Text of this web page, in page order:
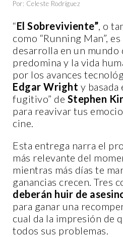
Por: Celeste Rodríguez
“El Sobreviviente”, o
como “Running Man”,
desarrolla en un mundo
predomina y la vida
por los avances
Edgar Wright y basada
fugitivo” de Stephen
para reavivar tus
cine.
Esta entrega narra el
más relevante del
mientras más días te
ganancias crecen. Tres
deberán huir de
para ganar una
cual da la impresión de
todos sus problemas.